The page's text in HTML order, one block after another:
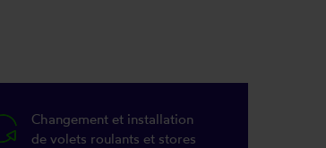
Changement et installation
de volets roulants et stores